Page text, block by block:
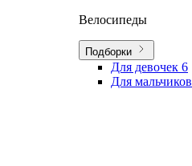
Велосипеды
Подборки
Для девочек 6
Для мальчиков